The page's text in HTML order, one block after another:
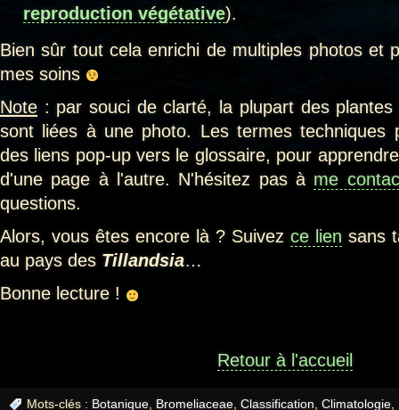
reproduction végétative).
Bien sûr tout cela enrichi de multiples photos et
mes soins
Note : par souci de clarté, la plupart des
sont liées à une photo. Les termes techniques
des liens pop-up vers le glossaire, pour
d'une page à l'autre. N'hésitez pas à me
questions.
Alors, vous êtes encore là ? Suivez ce lien sans
au pays des Tillandsia…
Bonne lecture !
Retour à l'accueil
Mots-clés : Botanique, Bromeliaceae, Classification, Climatologie,